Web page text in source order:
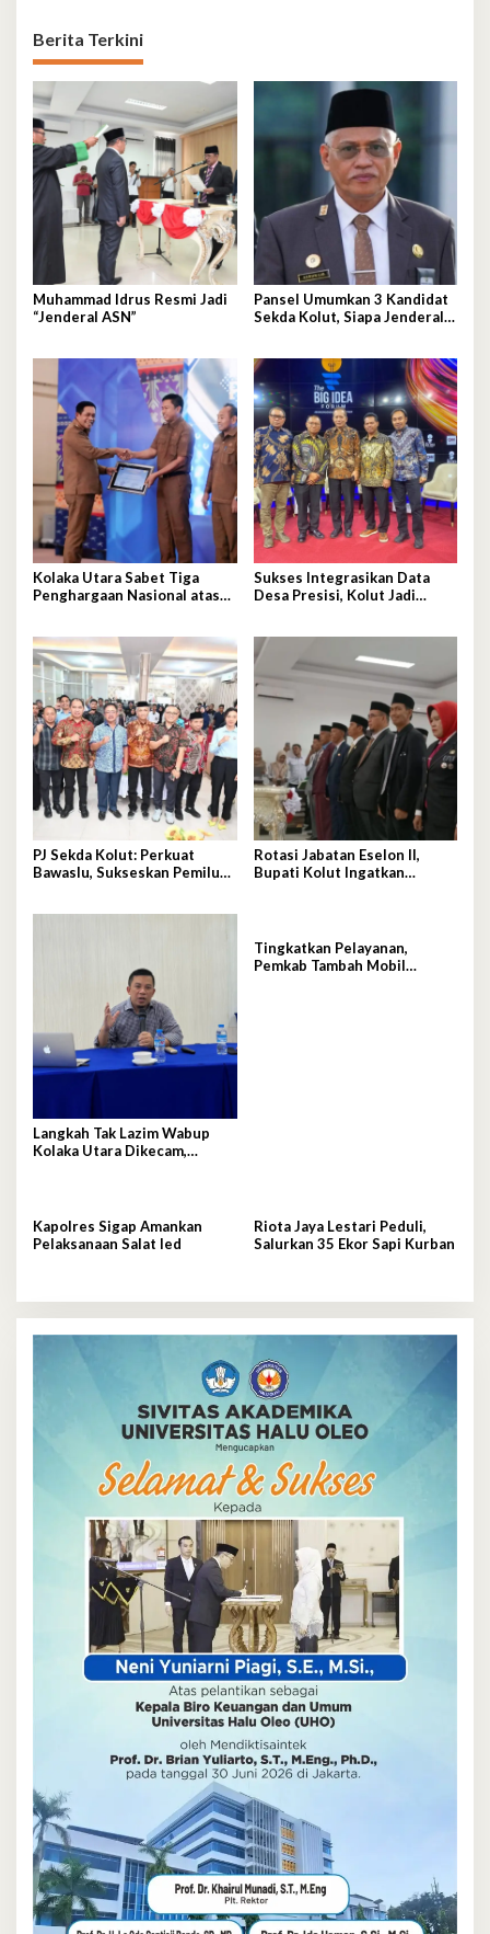
Berita Terkini
Muhammad Idrus Resmi Jadi
“Jenderal ASN”
Pansel Umumkan 3 Kandidat
Sekda Kolut, Siapa Jenderal
Kolaka Utara Sabet Tiga
Penghargaan Nasional atas
Sukses Integrasikan Data
Desa Presisi, Kolut Jadi
PJ Sekda Kolut: Perkuat
Bawaslu, Sukseskan Pemilu
Rotasi Jabatan Eselon II,
Bupati Kolut Ingatkan
Langkah Tak Lazim Wabup
Kolaka Utara Dikecam,
Tingkatkan Pelayanan,
Pemkab Tambah Mobil
Kapolres Sigap Amankan
Pelaksanaan Salat Ied
Riota Jaya Lestari Peduli,
Salurkan 35 Ekor Sapi Kurban